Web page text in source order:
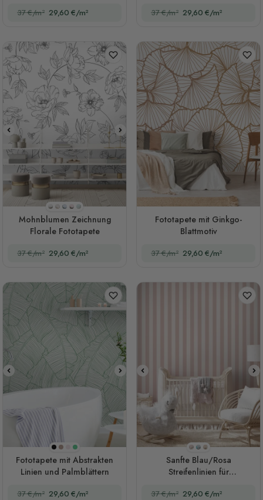
37 €/m² 29,60 €/m² 37 €/m² 29,60 €/m²
Stil 2(schwarz und weiß)
Stil 1
Stil 3
Stil 4
Stil 5
Mohnblumen Zeichnung
Florale Fototapete
37 €/m² 29,60 €/m²
Fototapete mit Ginkgo-
Blattmotiv
37 €/m² 29,60 €/m²
Schwarz
BraunRosa
Grün
Fototapete mit Abstrakten
Linien und Palmblättern
37 €/m² 29,60 €/m²
Stil 1
Stil 2
Stil 3
Sanfte Blau/Rosa
Streifenlinien für
37 €/m² 29,60 €/m²